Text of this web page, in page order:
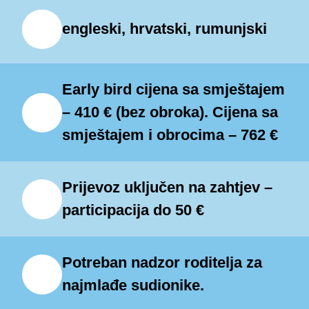
platno za umjetničko izražavanje,
gdje se sudionici mogu okupiti na
terasama, klupama i u parkovima
kako bi razmijenili ideje i uronili u
kreativnu atmosferu.
U mirnom ambijentu Grožnjana
polaznici će svakodnevno pohađati
satove plesa, pjevanja i glume pod
vodstvom iskusnih pedagoga. Bilo
započinjete svoje umjetničko
putovanje, Grožnjan je savršena
engleski, hrvatski, rumunjski
Early bird cijena sa smještajem
– 410 € (bez obroka). Cijena sa
smještajem i obrocima – 762 €
Prijevoz uključen na zahtjev –
participacija do 50 €
Potreban nadzor roditelja za
najmlađe sudionike.